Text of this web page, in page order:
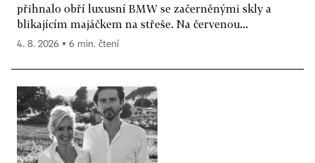
přihnalo obří luxusní BMW se začerněnými skly a
blikajícím majáčkem na střeše. Na červenou...
4. 8. 2026 ▪ 6 min. čtení